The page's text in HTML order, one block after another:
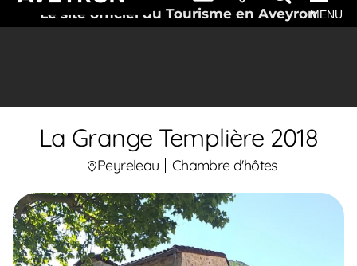
Le site officiel du Tourisme en AveyronMENU
La Grange Templière 2018
Peyreleau Chambre d'hôtes